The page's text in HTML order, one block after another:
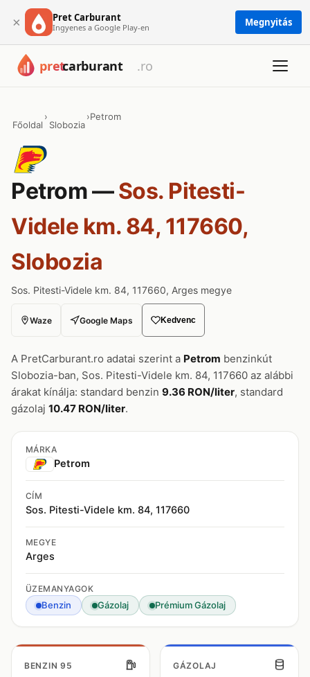
× Pret Carburant
Ingyenes a Google Play-en Megnyitás
Főoldal
›
Slobozia
›Petrom
Petrom —Sos. Pitesti-
Videle km. 84, 117660,
Slobozia
Sos. Pitesti-Videle km. 84, 117660, Arges megye
Waze Google Maps Kedvenc
A PretCarburant.ro adatai szerint a Petrom benzinkút
Slobozia-ban, Sos. Pitesti-Videle km. 84, 117660 az alábbi
árakat kínálja: standard benzin 9.36 RON/liter, standard
gázolaj 10.47 RON/liter.
MÁRKA
Petrom
CÍM
Sos. Pitesti-Videle km. 84, 117660
MEGYE
Arges
ÜZEMANYAGOK
Benzin Gázolaj Prémium Gázolaj
BENZIN 95 GÁZOLAJ